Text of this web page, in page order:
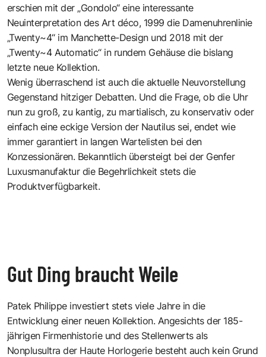
erschien mit der „Gondolo“ eine interessante
Neuinterpretation des Art déco, 1999 die Damenuhrenlinie
„Twenty~4“ im Manchette-Design und 2018 mit der
„Twenty~4 Automatic“ in rundem Gehäuse die bislang
letzte neue Kollektion.
Wenig überraschend ist auch die aktuelle Neuvorstellung
Gegenstand hitziger Debatten. Und die Frage, ob die Uhr
nun zu groß, zu kantig, zu martialisch, zu konservativ oder
einfach eine eckige Version der Nautilus sei, endet wie
immer garantiert in langen Wartelisten bei den
Konzessionären. Bekanntlich übersteigt bei der Genfer
Luxusmanufaktur die Begehrlichkeit stets die
Produktverfügbarkeit.
Gut Ding braucht Weile
Patek Philippe investiert stets viele Jahre in die
Entwicklung einer neuen Kollektion. Angesichts der 185-
jährigen Firmenhistorie und des Stellenwerts als
Nonplusultra der Haute Horlogerie besteht auch kein Grund